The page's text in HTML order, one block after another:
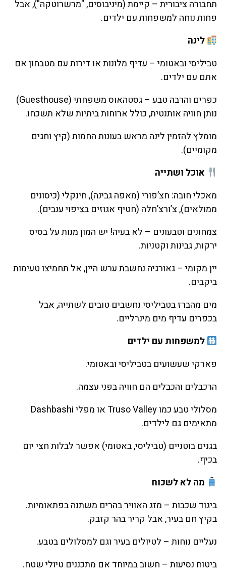
תחבורה ציבורית – קיימת (מיניבוסים, "מרשרוטקה"), אבל
פחות נוחה למשפחות עם ילדים.
לינה
טביליסי ובאטומי – עדיף מלונות או דירות עם מטבחון אם
אתם עם ילדים.
כפרים והרבה טבע – גסטהאוס משפחתי (Guesthouse)
נותן חוויה אותנטית, כולל ארוחות ביתיות שלא תשכחו.
מומלץ להזמין לינה מראש בעונות החמות (קיץ וחגים
מקומיים).
אוכל ושתייה
מאכלי חובה: חצ’פורי (מאפה גבינה), חינקלי (כיסונים
ממולאים), צ’ורצ’חלה (חטיף אגוזים בציפוי ענבים).
צמחונים וטבעונים – לא בעיה! יש המון מנות על בסיס
ירקות, גבינות וקטניות.
יין מקומי – גאורגיה נחשבת ערש היין, אל תחמיצו טעימות
ביקבים.
מים מהברז בטביליסי נחשבים טובים לשתייה, אבל
בכפרים עדיף מים מינרליים.
למשפחות עם ילדים
פארקי שעשועים בטביליסי ובאטומי.
הרכבלים והכבלים הם חוויה בפני עצמה.
מסלולי טבע כמו Truso Valley או מפלי Dashbashi
מתאימים גם לילדים.
בגנים בוטניים (טביליסי, באטומי) אפשר לבלות חצי יום
בכיף.
מה לא לשכוח
ביגוד שכבות – מזג האוויר בהרים משתנה בפתאומיות.
בקיץ חם בעיר, אבל קריר בהר קזבק.
נעליים נוחות – לטיולים בעיר וגם למסלולים בטבע.
ביטוח נסיעות – חשוב במיוחד אם מתכננים טיולי שטח.